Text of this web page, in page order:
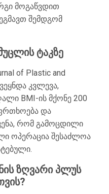
მოგაწვდით
შემდგომ
ტაკზე
of Plastic and
კვლევა,
BMI-ის მქონე 200
და
რომ გამოცდილი
ოპერაცია შესაძლოა
ზღვარი პლუს